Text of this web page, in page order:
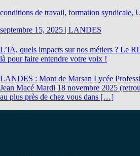
conditions de travail, formation syndicale,
septembre 15, 2025 | LANDES
L’IA, quels impacts sur nos métiers ? Le
là pour faire entendre votre voix !
LANDES : Mont de Marsan Lycée
Jean Macé Mardi 18 novembre 2025
au plus près de chez vous dans […]